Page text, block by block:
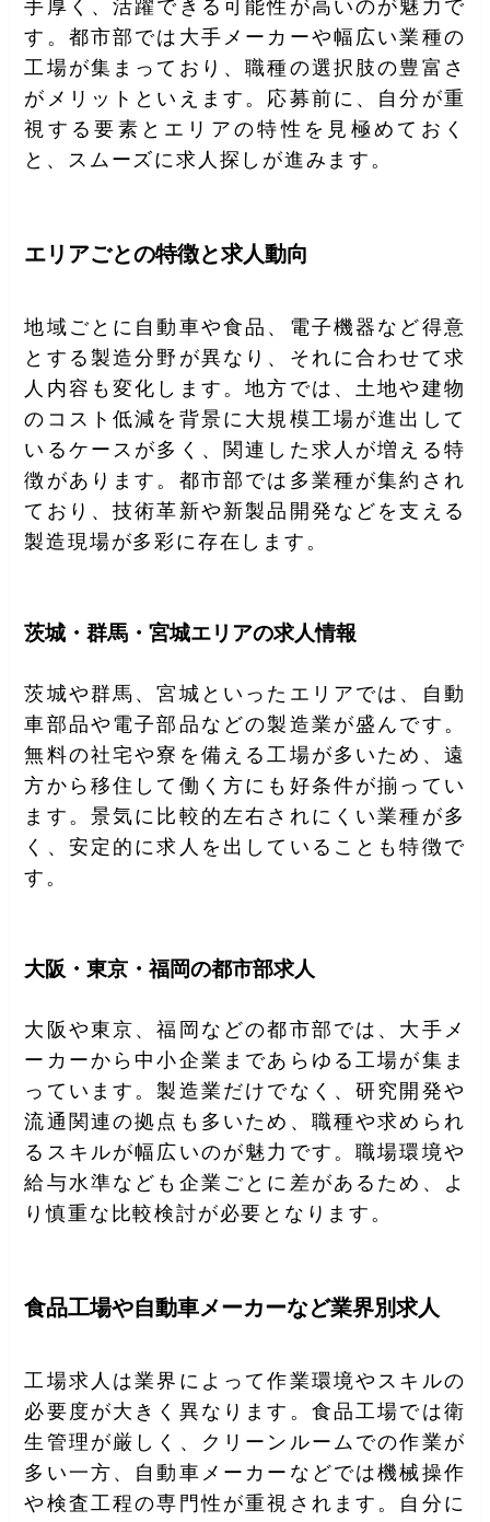
手厚く、活躍できる可能性が高いのが魅力で
す。都市部では大手メーカーや幅広い業種の
工場が集まっており、職種の選択肢の豊富さ
がメリットといえます。応募前に、自分が重
視する要素とエリアの特性を見極めておく
と、スムーズに求人探しが進みます。
エリアごとの特徴と求人動向
地域ごとに自動車や食品、電子機器など得意
とする製造分野が異なり、それに合わせて求
人内容も変化します。地方では、土地や建物
のコスト低減を背景に大規模工場が進出して
いるケースが多く、関連した求人が増える特
徴があります。都市部では多業種が集約され
ており、技術革新や新製品開発などを支える
製造現場が多彩に存在します。
茨城・群馬・宮城エリアの求人情報
茨城や群馬、宮城といったエリアでは、自動
車部品や電子部品などの製造業が盛んです。
無料の社宅や寮を備える工場が多いため、遠
方から移住して働く方にも好条件が揃ってい
ます。景気に比較的左右されにくい業種が多
く、安定的に求人を出していることも特徴で
す。
大阪・東京・福岡の都市部求人
大阪や東京、福岡などの都市部では、大手メ
ーカーから中小企業まであらゆる工場が集ま
っています。製造業だけでなく、研究開発や
流通関連の拠点も多いため、職種や求められ
るスキルが幅広いのが魅力です。職場環境や
給与水準なども企業ごとに差があるため、よ
り慎重な比較検討が必要となります。
食品工場や自動車メーカーなど業界別求人
工場求人は業界によって作業環境やスキルの
必要度が大きく異なります。食品工場では衛
生管理が厳しく、クリーンルームでの作業が
多い一方、自動車メーカーなどでは機械操作
や検査工程の専門性が重視されます。自分に